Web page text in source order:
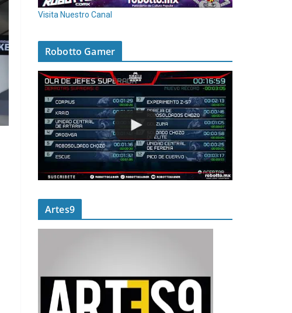
Visita Nuestro Canal
Robotto Gamer
Artes9